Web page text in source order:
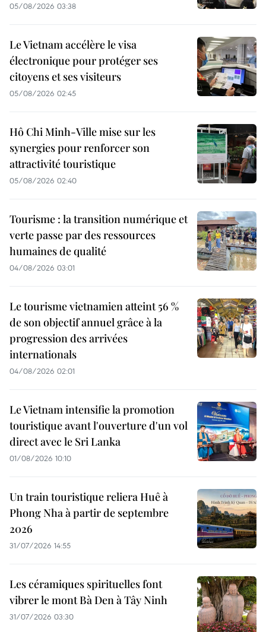
05/08/2026 03:38
Le Vietnam accélère le visa
électronique pour protéger ses
citoyens et ses visiteurs
05/08/2026 02:45
Hô Chi Minh-Ville mise sur les
synergies pour renforcer son
attractivité touristique
05/08/2026 02:40
Tourisme : la transition numérique et
verte passe par des ressources
humaines de qualité
04/08/2026 03:01
Le tourisme vietnamien atteint 56 %
de son objectif annuel grâce à la
progression des arrivées
internationals
04/08/2026 02:01
Le Vietnam intensifie la promotion
touristique avant l'ouverture d'un vol
direct avec le Sri Lanka
01/08/2026 10:10
Un train touristique reliera Huê à
Phong Nha à partir de septembre
2026
31/07/2026 14:55
Les céramiques spirituelles font
vibrer le mont Bà Den à Tây Ninh
31/07/2026 03:30